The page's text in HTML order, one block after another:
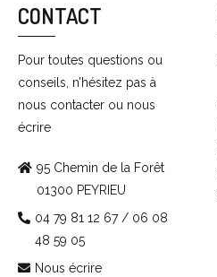
CONTACT
Pour toutes questions ou
conseils, n’hésitez pas à
nous contacter ou nous
écrire
95 Chemin de la Forêt
01300 PEYRIEU
04 79 81 12 67 / 06 08
48 59 05
Nous écrire